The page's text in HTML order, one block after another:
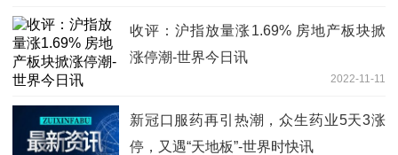
收评：沪指放量涨1.69% 房地产板块掀
涨停潮-世界今日讯
2022-11-11
新冠口服药再引热潮，众生药业5天3涨
停，又遇“天地板”-世界时快讯